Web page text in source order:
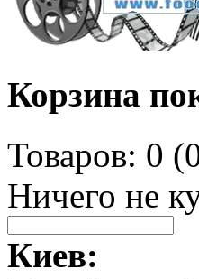
Корзина
Товаров: 0
Ничего не
Киев: